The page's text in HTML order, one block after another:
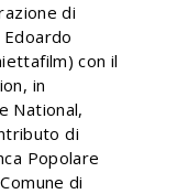
di
con il
in
National,
di
Popolare
di